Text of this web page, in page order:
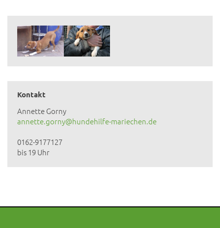
Kontakt
Annette Gorny
annette.gorny@hundehilfe-mariechen.de
0162-9177127
bis 19 Uhr